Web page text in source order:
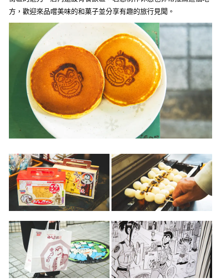
方，歡迎來品嚐美味的和菓子並分享有趣的旅行見聞。